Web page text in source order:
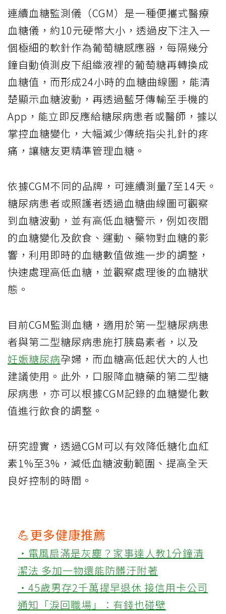
連續血糖監測儀（CGM）是一種便攜式醫療
血糖儀，約10元硬幣大小，透過皮下注入一
個極細的軟針作為葡萄糖感應器，每隔幾分
鐘自動偵測皮下組織液裡的葡萄糖再轉換成
血糖值，而形成24小時的血糖曲線圖，能清
楚顯示血糖波動，再透過藍牙傳輸至手機的
App，能立即反應給糖尿病患者或醫師，據以
掌控血糖變化，大幅減少傳統指尖扎針的疼
痛，讓糖友更精準管理血糖。
依據CGM不同的品牌，可連續測量7至14天。
糖尿病患者或照護者透過血糖曲線圖可觀察
到血糖波動，並有高低血糖警示，例如夜間
的血糖變化及飲食、運動、藥物對血糖的影
響，利用即時的血糖數值做進一步的調整，
快速處理高低血糖，並觀察處理後的血糖狀
態。
目前CGM監測血糖，適用於第一型糖尿病患
者與第二型糖尿病患施打胰島素者，以及
妊娠糖尿病孕婦，而血糖高低起伏大的人也
建議使用。此外，口服降血糖藥的第二型糖
尿病患，亦可以根據CGM記錄的血糖變化數
值進行飲食的調整。
研究證實，透過CGM可以有效降低糖化血紅
素1%至3%，減低血糖波動範圍、提高全天
良好控制的時間。
💪更多健康推薦
‧電風扇滿是灰塵？家事達人教1分鐘清
潔法 多加一物還能防髒汙附著
‧45歲男存2千萬提早退休 接信用卡公司
通知「淚回職場」：有錢也碰壁